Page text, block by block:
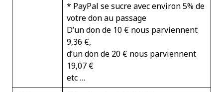
* PayPal se sucre avec environ 5% de
votre don au passage
D’un don de 10 € nous parviennent
9,36 €,
d’un don de 20 € nous parviennent
19,07 €
etc …